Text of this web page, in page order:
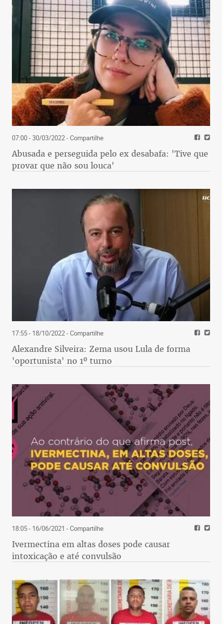
07:00 - 30/03/2022- Compartilhe
Abusada e perseguida pelo ex desabafa: 'Tive que
provar que não sou louca'
17:55 - 18/10/2022- Compartilhe
Alexandre Silveira: Zema usou Lula de forma
'oportunista' no 1º turno
18:05 - 16/06/2021 - Compartilhe
Ivermectina em altas doses pode causar
intoxicação e até convulsão